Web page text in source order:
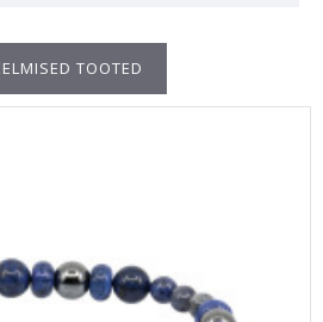
TOOTED